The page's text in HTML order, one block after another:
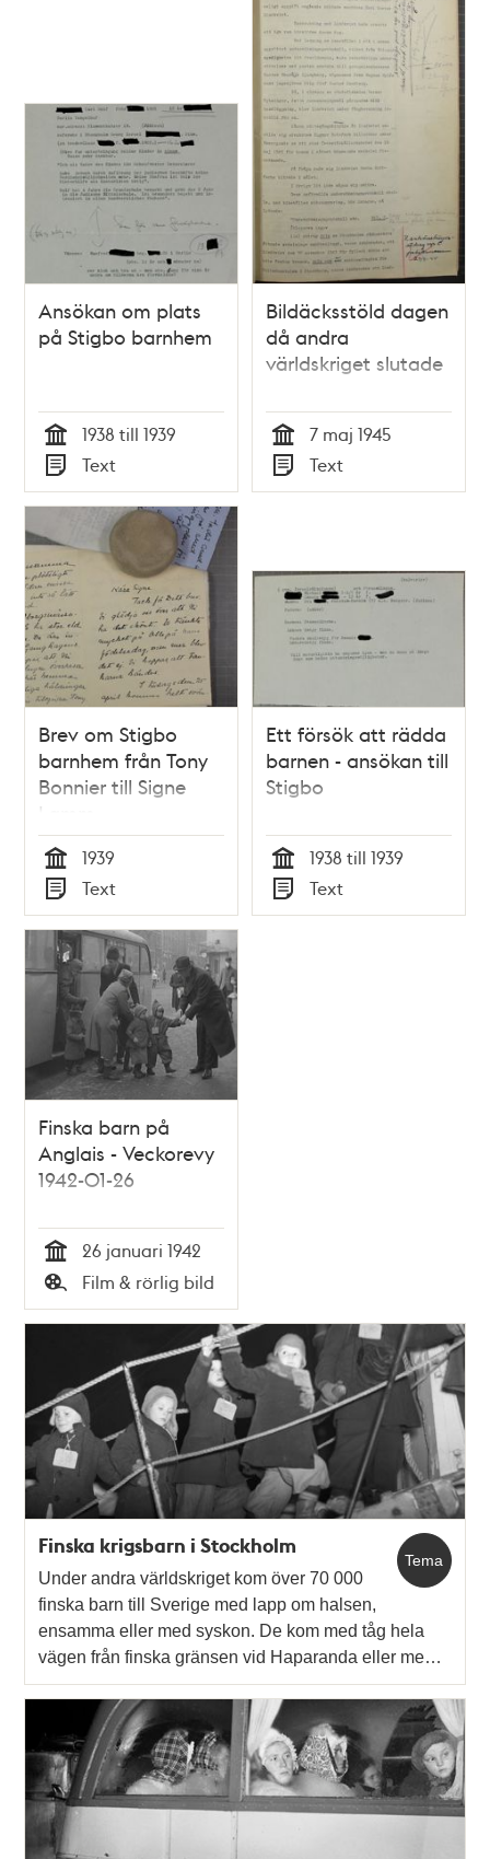
Ansökan om plats
på Stigbo barnhem
Tid
1938 till 1939
Typ
Text
Bildäcksstöld dagen
då andra
världskriget slutade
Tid
7 maj 1945
Typ
Text
Brev om Stigbo
barnhem från Tony
Bonnier till Signe
Lamm
Tid
1939
Typ
Text
Ett försök att rädda
barnen - ansökan till
Stigbo
Tid
1938 till 1939
Typ
Text
Finska barn på
Anglais - Veckorevy
1942-01-26
Tid
26 januari 1942
Typ
Film & rörlig bild
Tema
Finska krigsbarn i Stockholm
Under andra världskriget kom över 70 000
finska barn till Sverige med lapp om halsen,
ensamma eller med syskon. De kom med tåg hela
vägen från finska gränsen vid Haparanda eller me…